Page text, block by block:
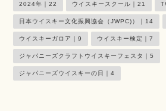
2024年｜22 ウイスキースクール｜21
日本ウイスキー文化振興協会（JWPC)）｜ 14
ウイスキーガロア｜9 ウイスキー検定｜7
ジャパニーズクラフトウイスキーフェスタ｜5
ジャパニーズウイスキーの日｜4